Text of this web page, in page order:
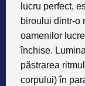
lucru perfect,
biroului dintr-o
oamenilor
închise.
păstrarea
corpului) în